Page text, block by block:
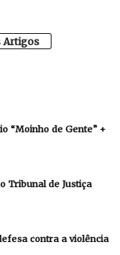
Artigos
“Moinho de Gente” +
Tribunal de Justiça
contra a violência